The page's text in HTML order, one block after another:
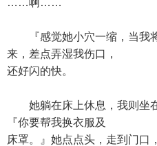
……啊……
『感觉她小穴一缩，当我
来，差点弄湿我伤口，
还好闪的快。
她躺在床上休息，我则坐在
『你要帮我换衣服及
床罩。』她点点头，走到门口